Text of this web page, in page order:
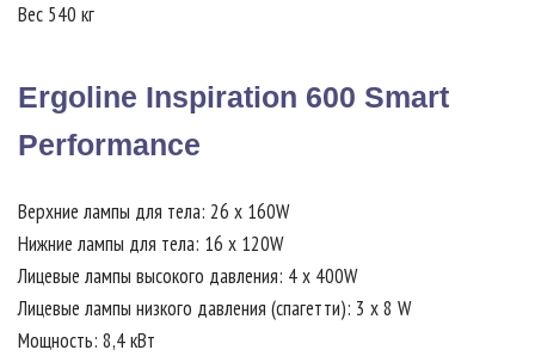
Вес 540 кг
Ergoline Inspiration 600 Smart
Performance
Верхние лампы для тела: 26 x 160W
Нижние лампы для тела: 16 x 120W
Лицевые лампы высокого давления: 4 x 400W
Лицевые лампы низкого давления (спагетти): 3 х 8 W
Мощность: 8,4 кВт